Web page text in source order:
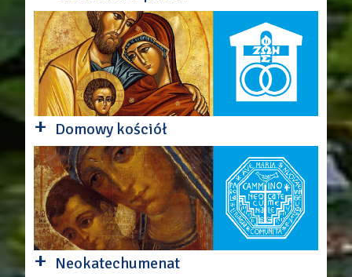
+ Domowy kościół
+ Neokatechumenat